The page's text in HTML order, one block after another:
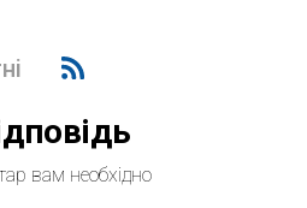
вам необхідно